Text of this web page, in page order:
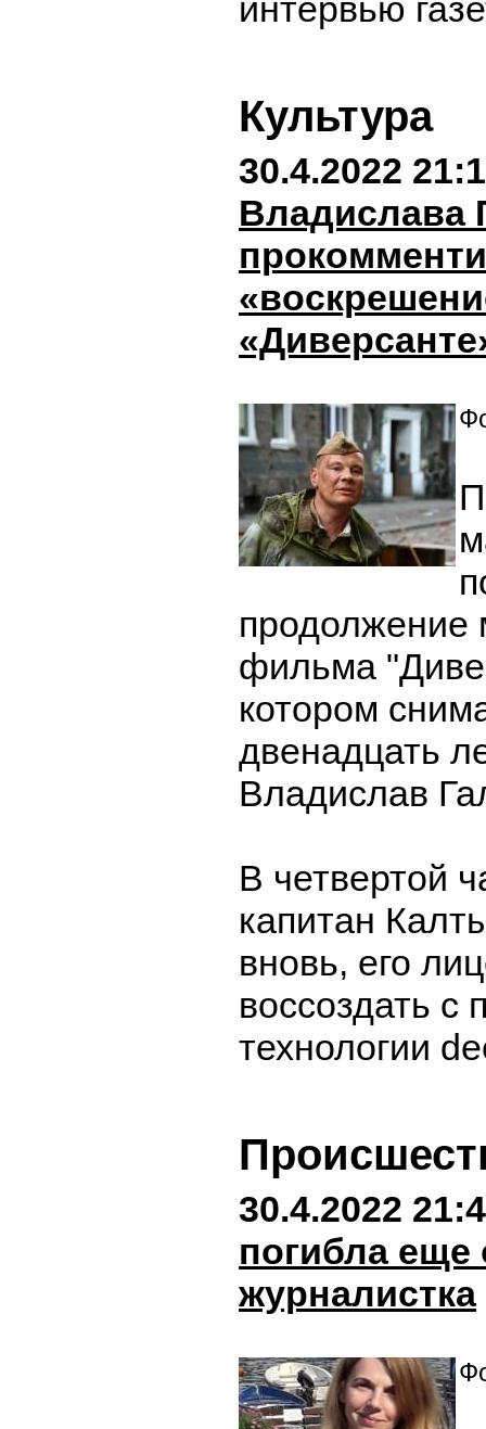
интервью
Культура
30.4.2022
Владислава
продолжение
фильма
котором
двенадцать
Владислав
В четвертой
капитан
вновь, его
воссоздать
технологии
30.4.2022
погибла еще
журналистка